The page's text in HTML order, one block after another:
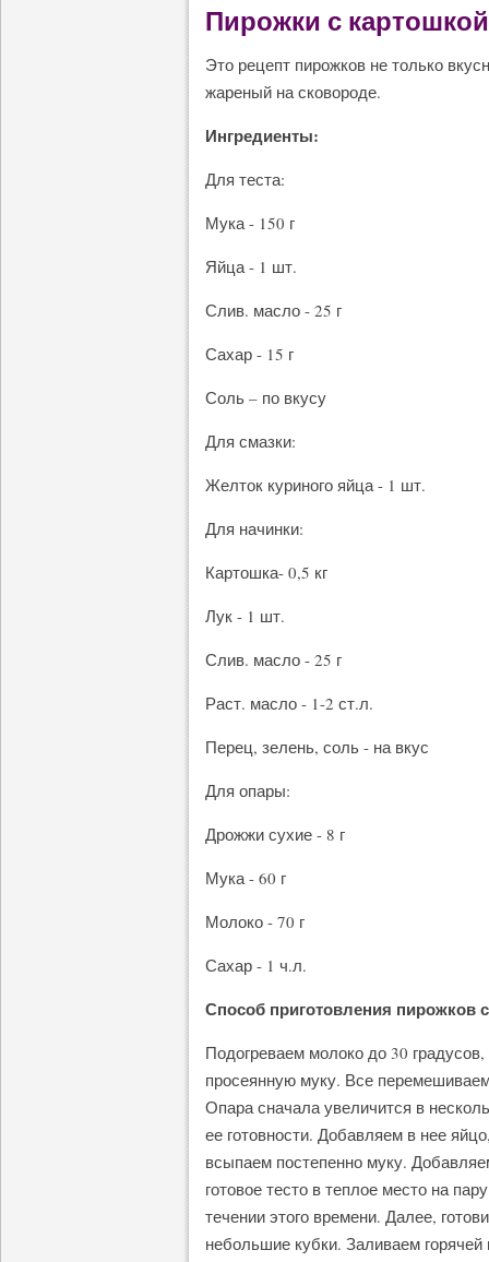
Пирожки с
Это рецепт пирожков не только
жареный на сковороде.
Ингредиенты:
Для теста:
Мука - 150 г
Яйца - 1 шт.
Слив. масло - 25 г
Сахар - 15 г
Соль – по вкусу
Для смазки:
Желток куриного яйца - 1 шт.
Для начинки:
Картошка- 0,5 кг
Лук - 1 шт.
Слив. масло - 25 г
Раст. масло - 1-2 ст.л.
Перец, зелень, соль - на вкус
Для опары:
Дрожжи сухие - 8 г
Мука - 60 г
Молоко - 70 г
Сахар - 1 ч.л.
Способ приготовления пирожков
Подогреваем молоко до 30
просеянную муку. Все
Опара сначала увеличится в
ее готовности. Добавляем в нее
всыпаем постепенно муку.
готовое тесто в теплое место на
течении этого времени. Далее,
небольшие кубки. Заливаем